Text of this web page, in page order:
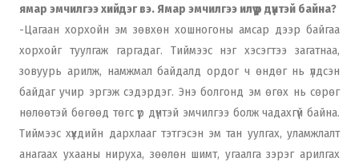
ямар эмчилгээ хийдэг вэ. Ямар эмчилгээ илүү үр дүнтэй байна?
-Цагаан хорхойн эм зөвхөн хошногоны амсар дээр байгаа
хорхойг туулгаж гаргадаг. Тиймээс нэг хэсэгтээ загатнаа,
зовуурь арилж, намжмал байдалд ордог ч өндөг нь үлдсэн
байдаг учир эргэж сэдэрдэг. Энэ болгонд эм өгөх нь сөрөг
нөлөөтэй бөгөөд төгс үр дүнтэй эмчилгээ болж чадахгүй байна.
Тиймээс хүүхдийн дархлааг тэтгэсэн эм тан уулгах, уламжлалт
анагаах ухааны нируха, зөөлөн шимт, угаалга зэрэг арилгах